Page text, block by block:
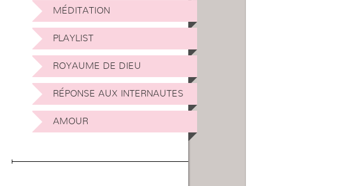
MÉDITATION
PLAYLIST
ROYAUME DE DIEU
RÉPONSE AUX INTERNAUTES
AMOUR